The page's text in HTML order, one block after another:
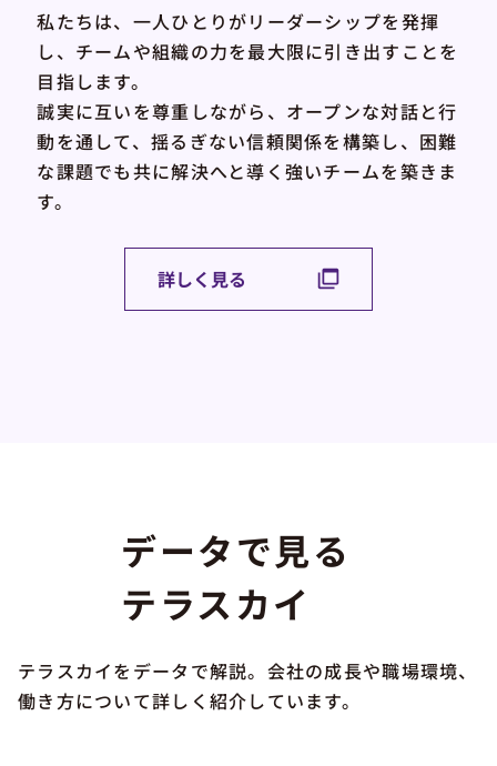
詳しく見る
私たちは、一人ひとりがリーダーシップを発揮
し、チームや組織の力を最大限に引き出すことを
目指します。
誠実に互いを尊重しながら、オープンな対話と行
動を通して、揺るぎない信頼関係を構築し、困難
な課題でも共に解決へと導く強いチームを築きま
す。
データで見る
テラスカイ
テラスカイをデータで解説。会社の成長や職場環境、
働き方について詳しく紹介しています。